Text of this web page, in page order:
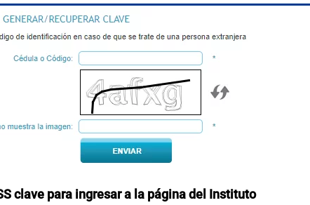
clave para ingresar a la página del Instituto